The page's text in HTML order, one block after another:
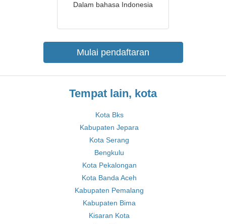
Dalam bahasa Indonesia
Mulai pendaftaran
Tempat lain, kota
Kota Bks
Kabupaten Jepara
Kota Serang
Bengkulu
Kota Pekalongan
Kota Banda Aceh
Kabupaten Pemalang
Kabupaten Bima
Kisaran Kota